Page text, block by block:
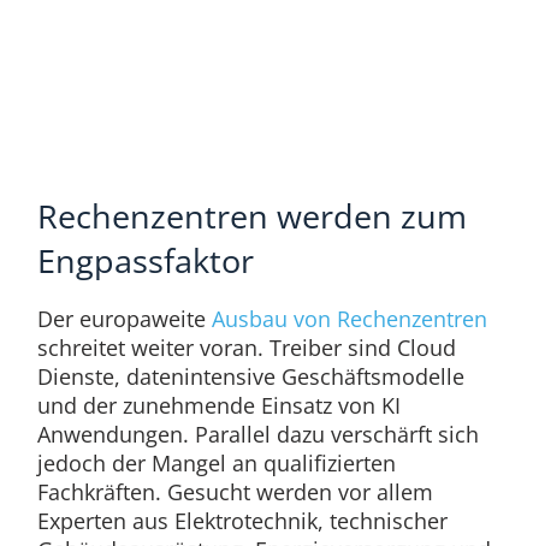
Rechenzentren werden zum
Engpassfaktor
Der europaweite Ausbau von Rechenzentren
schreitet weiter voran. Treiber sind Cloud
Dienste, datenintensive Geschäftsmodelle
und der zunehmende Einsatz von KI
Anwendungen. Parallel dazu verschärft sich
jedoch der Mangel an qualifizierten
Fachkräften. Gesucht werden vor allem
Experten aus Elektrotechnik, technischer